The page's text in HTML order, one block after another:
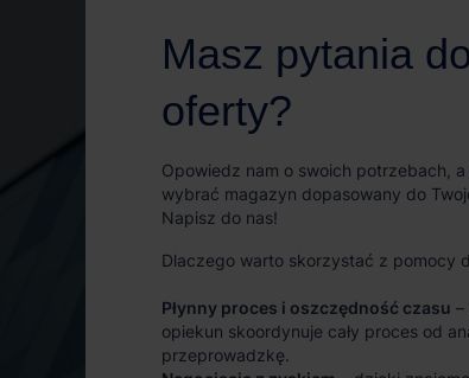
Masz pytania
oferty?
Opowiedz nam o swoich potrzebach,
wybrać magazyn dopasowany do
Napisz do nas!
Dlaczego warto skorzystać z pomocy
Płynny proces i oszczędność czasu –
opiekun skoordynuje cały proces od
przeprowadzkę.